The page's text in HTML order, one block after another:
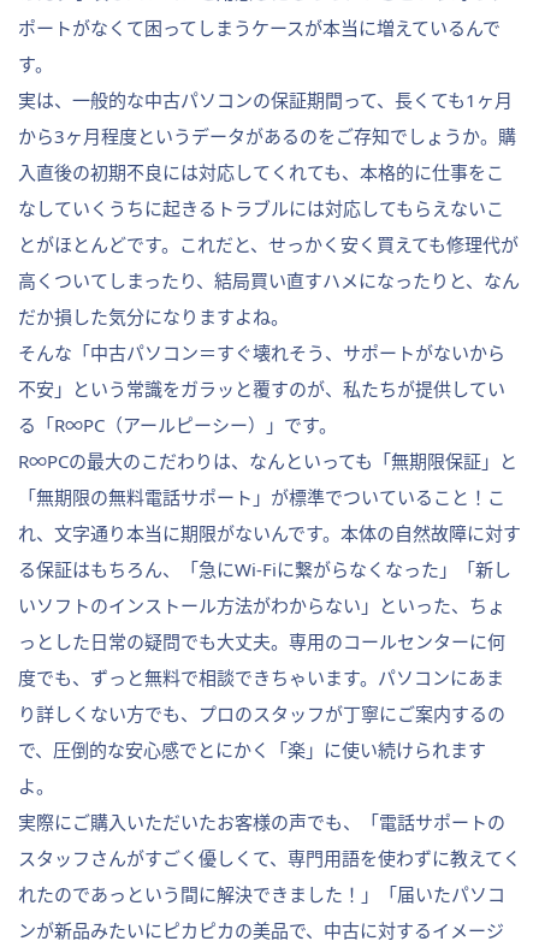
ポートがなくて困ってしまうケースが本当に増えているんで
す。
実は、一般的な中古パソコンの保証期間って、長くても1ヶ月
から3ヶ月程度というデータがあるのをご存知でしょうか。購
入直後の初期不良には対応してくれても、本格的に仕事をこ
なしていくうちに起きるトラブルには対応してもらえないこ
とがほとんどです。これだと、せっかく安く買えても修理代が
高くついてしまったり、結局買い直すハメになったりと、なん
だか損した気分になりますよね。
そんな「中古パソコン＝すぐ壊れそう、サポートがないから
不安」という常識をガラッと覆すのが、私たちが提供してい
る「R∞PC（アールピーシー）」です。
R∞PCの最大のこだわりは、なんといっても「無期限保証」と
「無期限の無料電話サポート」が標準でついていること！こ
れ、文字通り本当に期限がないんです。本体の自然故障に対す
る保証はもちろん、「急にWi-Fiに繋がらなくなった」「新し
いソフトのインストール方法がわからない」といった、ちょ
っとした日常の疑問でも大丈夫。専用のコールセンターに何
度でも、ずっと無料で相談できちゃいます。パソコンにあま
り詳しくない方でも、プロのスタッフが丁寧にご案内するの
で、圧倒的な安心感でとにかく「楽」に使い続けられます
よ。
実際にご購入いただいたお客様の声でも、「電話サポートの
スタッフさんがすごく優しくて、専門用語を使わずに教えてく
れたのであっという間に解決できました！」「届いたパソコ
ンが新品みたいにピカピカの美品で、中古に対するイメージ